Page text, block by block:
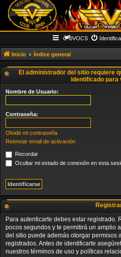
VOCS
Inicio Índice general
El administrador del sitio requiere
identificado para
Nombre de Usuario:
Contraseña:
Olvidé mi contraseña
Reenviar email de activación
Recordar
Ocultar mi estado de conexión en esta
Para autenticarte debes estar registrado.
pocos segundos y te permitirá un amplio
del sitio puede además otorgar permisos
registrados. Antes de identificarte
nuestros términos de uso y políticas